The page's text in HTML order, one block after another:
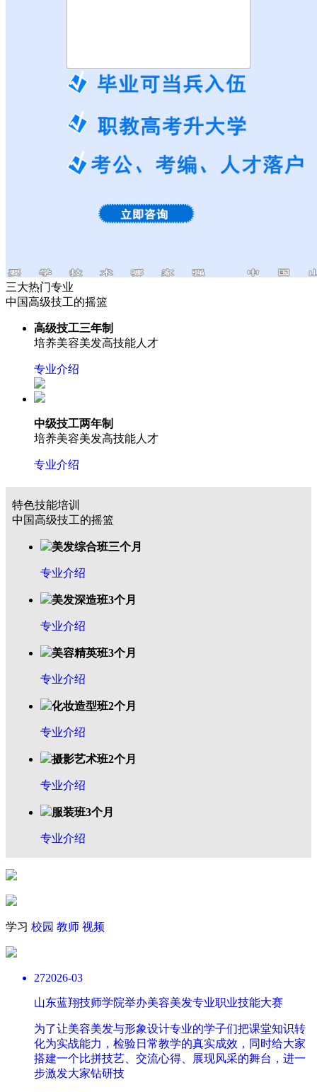
三大热门专业
中国高级技工的摇篮
高级技工三年制
培养美容美发高技能人才
专业介绍
中级技工两年制
培养美容美发高技能人才
专业介绍
特色技能培训
中国高级技工的摇篮
美发综合班三个月
专业介绍
美发深造班3个月
专业介绍
美容精英班3个月
专业介绍
化妆造型班2个月
专业介绍
摄影艺术班2个月
专业介绍
服装班3个月
专业介绍
学习 校园 教师 视频
272026-03
山东蓝翔技师学院举办美容美发专业职业技能大赛
为了让美容美发与形象设计专业的学子们把课堂知识转
化为实战能力，检验日常教学的真实成效，同时给大家
搭建一个比拼技艺、交流心得、展现风采的舞台，进一
步激发大家钻研技